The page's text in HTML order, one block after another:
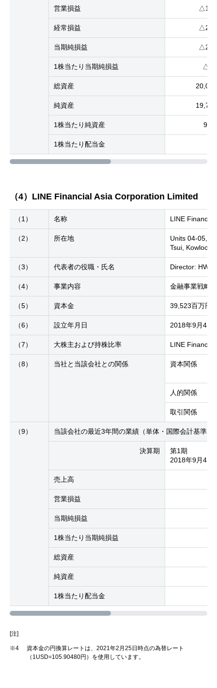
営業損益 △188
経常損益 △260
当期純損益 △261
1株当たり当期純損益
総資産
純資産
1株当たり純資産
1株当たり配当金
（4）LINE Financial Asia Corporation Limited
（1） 名称 LINE
（2） 所在地
Units 04-05,
Tsui, Kowloon,
（3） 代表者の役職・氏名 Director:
（4） 事業内容 金融事業戦略
（5） 資本金 39,523百万円
（6） 設立年月日 2018年9月4日
（7） 大株主および持株比率 LINE
（8） 当社と当該会社との関係 資本関係
人的関係
取引関係
（9） 当該会社の最近3年間の業績（単体・国際会計基準（
決算期
第1期
2018年9月4日
売上高
営業損益
当期純損益
1株当たり当期純損益
総資産
純資産
1株当たり配当金
[注]
※4
資本金の円換算レートは、2021年2月25日時点の為替レート
（1USD=105.90480円）を使用しています。